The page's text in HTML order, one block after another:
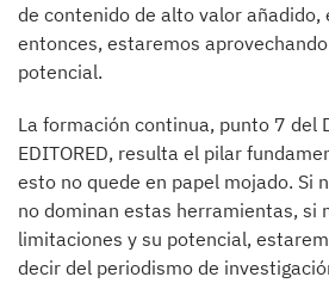
de contenido de alto valor añadido,
entonces, estaremos
potencial.
La formación continua, punto 7 del
EDITORED, resulta el pilar
esto no quede en papel mojado. Si
no dominan estas herramientas, si
limitaciones y su potencial,
decir del periodismo de